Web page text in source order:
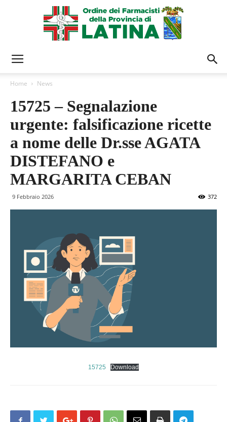
Farmacisti
Home News
15725 – Segnalazione
urgente: falsificazione ricette
a nome delle Dr.sse AGATA
DISTEFANO e
MARGARITA CEBAN
9 Febbraio 2026 372
15725 Download